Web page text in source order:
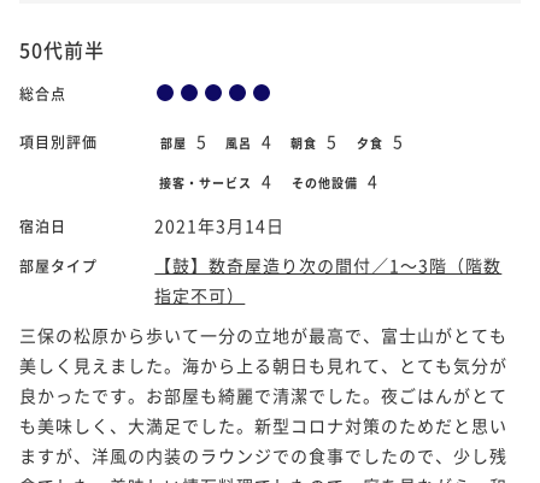
50代前半
総合点
項目別評価 部屋 5 風呂 4 朝食 5 夕食 5
接客・サービス 4 その他設備 4
宿泊日 2021年3月14日
部屋タイプ
【鼓】数奇屋造り次の間付／1～3階（階数
指定不可）
三保の松原から歩いて一分の立地が最高で、富士山がとても
美しく見えました。海から上る朝日も見れて、とても気分が
良かったです。お部屋も綺麗で清潔でした。夜ごはんがとて
も美味しく、大満足でした。新型コロナ対策のためだと思い
ますが、洋風の内装のラウンジでの食事でしたので、少し残